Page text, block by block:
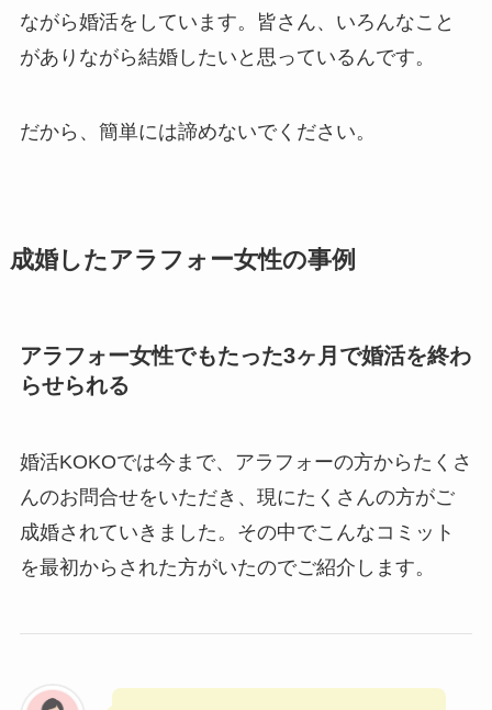
ながら婚活をしています。皆さん、いろんなこと
がありながら結婚したいと思っているんです。
だから、簡単には諦めないでください。
成婚したアラフォー女性の事例
アラフォー女性でもたった3ヶ月で婚活を終わ
らせられる
婚活KOKOでは今まで、アラフォーの方からたくさ
んのお問合せをいただき、現にたくさんの方がご
成婚されていきました。その中でこんなコミット
を最初からされた方がいたのでご紹介します。